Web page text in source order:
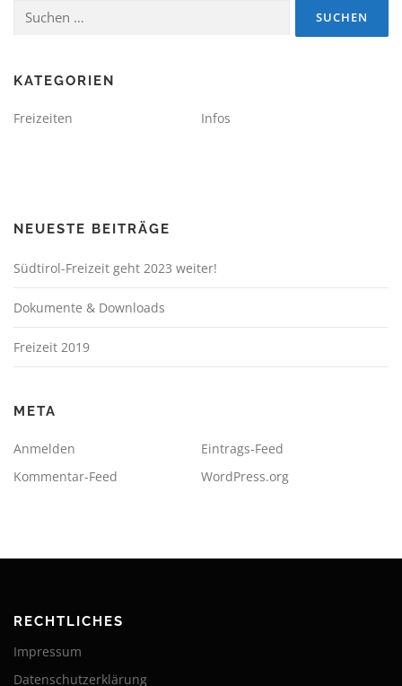
nach:
KATEGORIEN
Freizeiten Infos
NEUESTE BEITRÄGE
Südtirol-Freizeit geht 2023 weiter!
Dokumente & Downloads
Freizeit 2019
META
Anmelden
Eintrags-Feed
Kommentar-Feed
WordPress.org
RECHTLICHES
Impressum
Datenschutzerklärung